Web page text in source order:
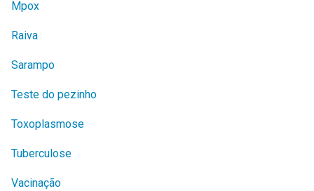
Mpox
Raiva
Sarampo
Teste do pezinho
Toxoplasmose
Tuberculose
Vacinação